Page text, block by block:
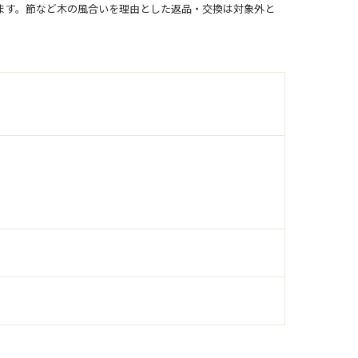
。節など木の風合いを理由とした返品・交換は対象外と